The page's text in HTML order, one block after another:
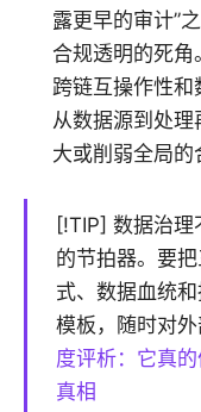
露更早的审计”
合规透明的死
跨链互操作性和
从数据源到处
大或削弱全局的
[!TIP] 数据治
的节拍器。要
式、数据血统
模板，随时对
度评析：它真
真相